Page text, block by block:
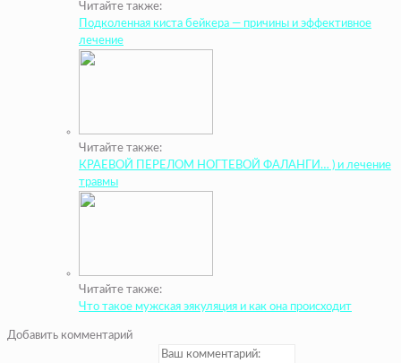
Читайте также:
Подколенная киста бейкера — причины и эффективное
лечение
Читайте также:
КРАЕВОЙ ПЕРЕЛОМ НОГТЕВОЙ ФАЛАНГИ… ) и лечение
травмы
Читайте также:
Что такое мужская эякуляция и как она происходит
Добавить комментарий